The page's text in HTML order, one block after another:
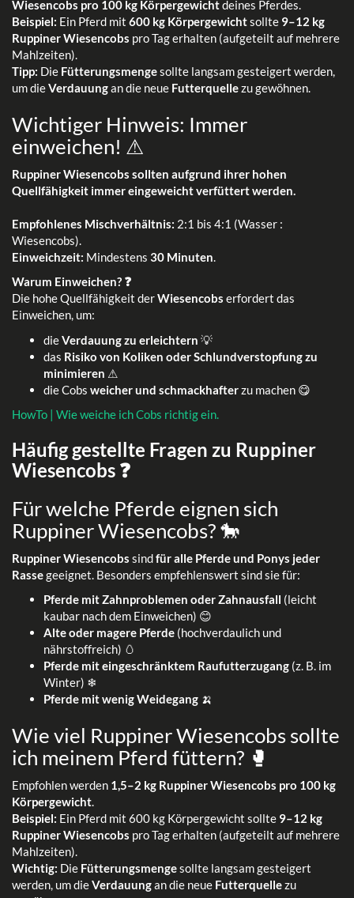
Wiesencobs pro 100 kg Körpergewichtdeines Pferdes.
Beispiel: Ein Pferd mit 600 kg Körpergewichtsollte 9–12 kg
Ruppiner Wiesencobs pro Tag erhalten (aufgeteilt auf mehrere
Mahlzeiten).
Tipp: Die Fütterungsmengesollte langsam gesteigert werden,
um dieVerdauungan die neue Futterquellezu gewöhnen.
Wichtiger Hinweis: Immer
einweichen! ⚠
Ruppiner Wiesencobs sollten aufgrund ihrer hohen
Quellfähigkeit immer eingeweicht verfüttert werden.
Empfohlenes Mischverhältnis: 2:1 bis 4:1 (Wasser :
Wiesencobs).
Einweichzeit: Mindestens 30 Minuten
Warum Einweichen? ❓
Die hohe Quellfähigkeit derWiesencobs erfordert das
Einweichen, um:
dieVerdauung zu erleichtern 💡
das Risiko von Koliken oder Schlundverstopfung zu
minimieren ⚠
die Cobs weicher und schmackhafterzu machen 😋
HowTo | Wie weiche ich Cobs richtig ein.
Häufig gestellte Fragen zu Ruppiner
Wiesencobs ❓
Für welche Pferde eignen sich
Ruppiner Wiesencobs? 🐎
Ruppiner Wiesencobs sindfür alle Pferde und Ponys jeder
Rassegeeignet. Besonders empfehlenswert sind sie für:
Pferde mit Zahnproblemen oder Zahnausfall (leicht
kaubar nach dem Einweichen) 😊
Alte oder magere Pferde (hochverdaulich und
nährstoffreich) 🥚
Pferde mit eingeschränktem Raufutterzugang (z. B. im
Winter) ❄
Pferde mit wenig Weidegang 🍌
Wie viel Ruppiner Wiesencobs sollte
ich meinem Pferd füttern? 🥊
Empfohlen werden 1,5–2 kg Ruppiner Wiesencobs pro 100 kg
Körpergewicht
Beispiel: Ein Pferd mit 600 kg Körpergewicht sollte 9–12 kg
Ruppiner Wiesencobs pro Tag erhalten (aufgeteilt auf mehrere
Mahlzeiten).
Wichtig: Die Fütterungsmengesollte langsam gesteigert
werden, um dieVerdauungan die neue Futterquellezu